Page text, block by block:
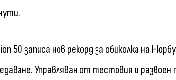
50 записа нов рекорд за обиколка на
Управляван от тестовия и развоен